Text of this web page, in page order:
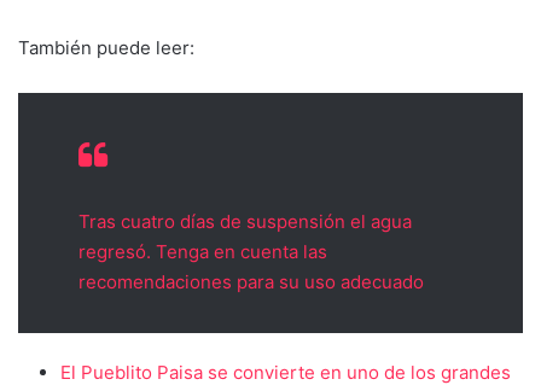
También puede leer:
Tras cuatro días de suspensión el agua
regresó. Tenga en cuenta las
recomendaciones para su uso adecuado
El Pueblito Paisa se convierte en uno de los grandes